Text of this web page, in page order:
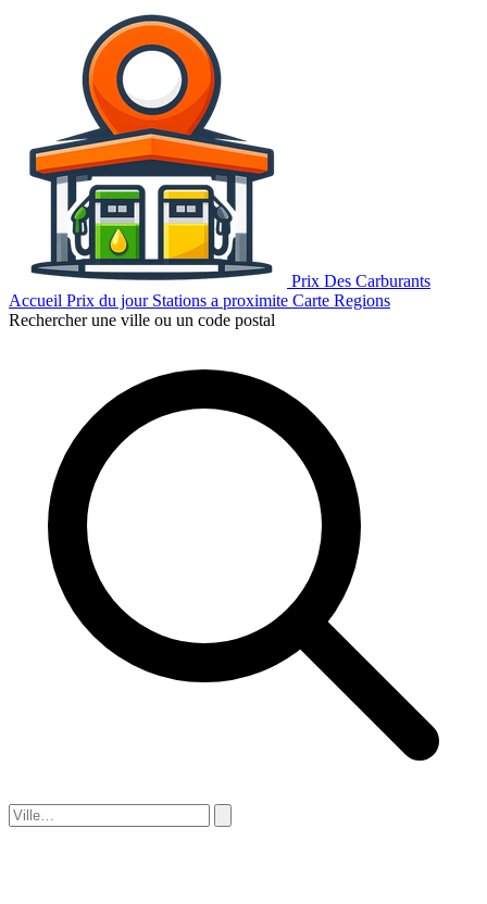
Prix Des Carburants
Accueil Prix du jour Stations a proximite Carte Regions
Rechercher une ville ou un code postal